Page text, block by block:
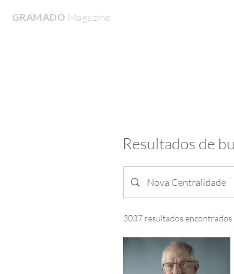
GRAMADO MagazineHome
Resultados de
3037 resultados